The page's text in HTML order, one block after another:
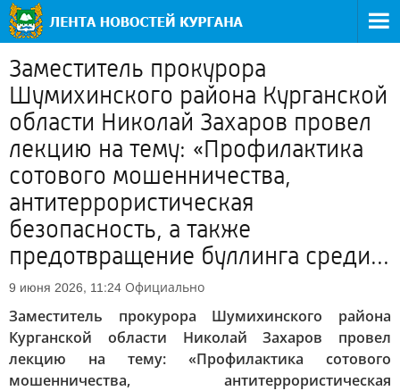
Заместитель прокурора
Шумихинского района Курганской
области Николай Захаров провел
лекцию на тему: «Профилактика
сотового мошенничества,
антитеррористическая
безопасность, а также
предотвращение буллинга среди...
9 июня 2026, 11:24 Официально
Заместитель прокурора Шумихинского района
Курганской области Николай Захаров провел
лекцию на тему: «Профилактика сотового
мошенничества, антитеррористическая